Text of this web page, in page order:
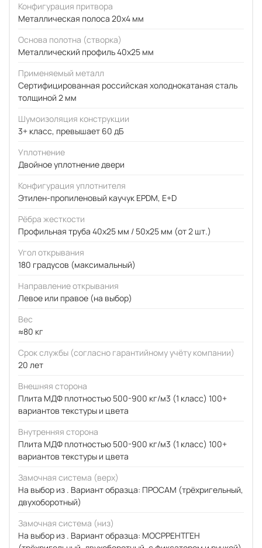
Конфигурация притвора
Металлическая полоса 20x4 мм
Основа полотна (створка)
Металлический профиль 40x25 мм
Применяемый металл
Сертифицированная российская холоднокатаная сталь
толщиной 2 мм
Шумоизоляция конструкции
3+ класс, превышает 60 дБ
Уплотнение
Двойное уплотнение двери
Конфигурация уплотнителя
Этилен-пропиленовый каучук EPDM, E+D
Рёбра жесткости
Профильная труба 40х25 мм / 50x25 мм (от 2 шт.)
Угол открывания
180 градусов (максимальный)
Направление открывания
Левое или правое (на выбор)
Вес
≈80 кг
Срок службы (согласно гарантийному учёту компании)
20 лет
Внешняя сторона
Плита МДФ плотностью 500-900 кг/м3 (1 класс) 100+
вариантов текстуры и цвета
Внутренняя сторона
Плита МДФ плотностью 500-900 кг/м3 (1 класс) 100+
вариантов текстуры и цвета
Замочная система (верх)
На выбор из . Вариант образца: ПРОСАМ (трёхригельный,
двухоборотный)
Замочная система (низ)
На выбор из . Вариант образца: МОСРРЕНТГЕН